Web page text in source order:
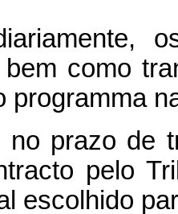
bem como
programma
no prazo de
pelo
escolhido